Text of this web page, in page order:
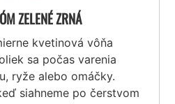
ZELENÉ ZRNÁ
kvetinová vôňa
sa počas varenia
ryže alebo omáčky.
siahneme po čerstvom